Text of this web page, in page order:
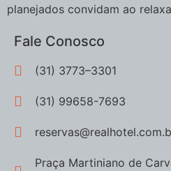
planejados convidam ao
Fale Conosco
(31) 3773–3301
(31) 99658-7693
Praça Martiniano de